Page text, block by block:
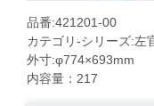
品番:421201-00
カテゴリ-シリーズ:左
外寸:φ774×693mm
内容量：217